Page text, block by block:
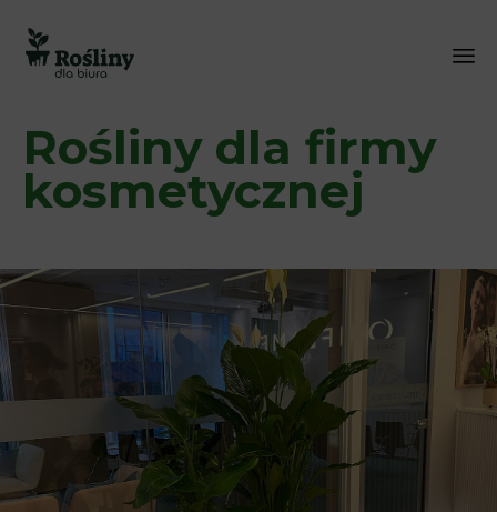
Rośliny dla firmy
kosmetycznej